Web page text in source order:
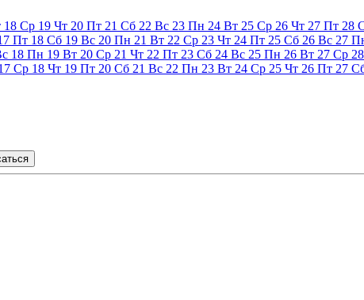
18 Ср 19 Чт 20 Пт 21 Сб 22 Вс 23 Пн 24 Вт 25 Ср 26 Чт 27 Пт 28
Пт 18 Сб 19 Вс 20 Пн 21 Вт 22 Ср 23 Чт 24 Пт 25 Сб 26 Вс 27
18 Пн 19 Вт 20 Ср 21 Чт 22 Пт 23 Сб 24 Вс 25 Пн 26 Вт 27 Ср 28
Ср 18 Чт 19 Пт 20 Сб 21 Вс 22 Пн 23 Вт 24 Ср 25 Чт 26 Пт 27